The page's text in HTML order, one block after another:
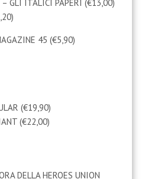
GLI ITALICI PAPERI (€13,00)
45 (€5,90)
(€19,90)
(€22,00)
DELLA HEROES UNION